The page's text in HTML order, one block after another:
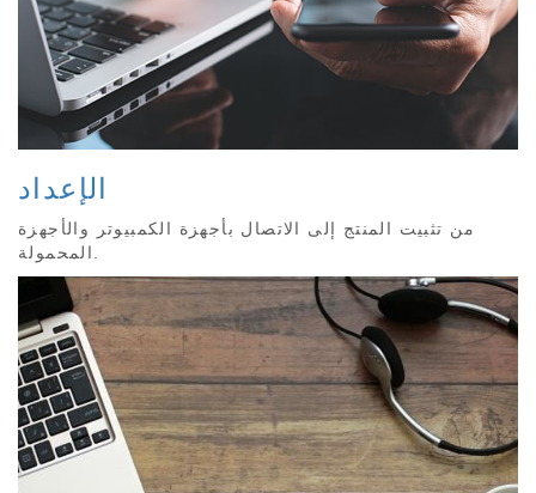
الإعداد
من تثبيت المنتج إلى الاتصال بأجهزة الكمبيوتر والأجهزة
المحمولة.